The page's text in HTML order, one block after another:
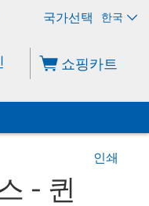
한국
쇼핑카트
인쇄
- 퀸